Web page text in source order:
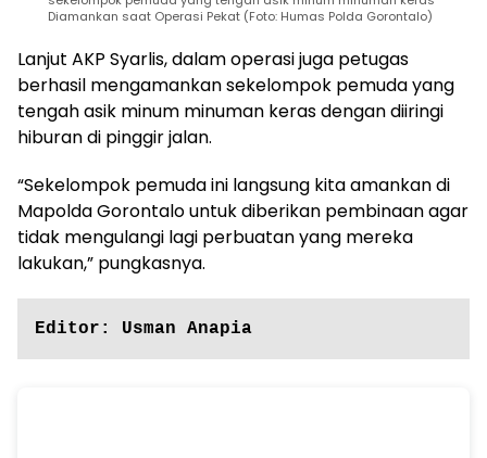
Diamankan saat Operasi Pekat (Foto: Humas Polda Gorontalo)
Lanjut AKP Syarlis, dalam operasi juga petugas
berhasil mengamankan sekelompok pemuda yang
tengah asik minum minuman keras dengan diiringi
hiburan di pinggir jalan.
“Sekelompok pemuda ini langsung kita amankan di
Mapolda Gorontalo untuk diberikan pembinaan agar
tidak mengulangi lagi perbuatan yang mereka
lakukan,” pungkasnya.
Editor: Usman Anapia